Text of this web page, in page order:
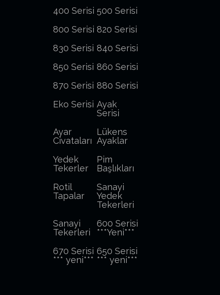
400 Serisi 500 Serisi
800 Serisi 820 Serisi
830 Serisi 840 Serisi
850 Serisi 860 Serisi
870 Serisi 880 Serisi
Eko Serisi Ayak
Serisi
Ayar
Civataları
Lükens
Ayaklar
Yedek
Tekerler
Pim
Başlıkları
Rotil
Tapalar
Sanayi
Yedek
Tekerleri
Sanayi
Tekerleri
600 Serisi
***Yeni***
670 Serisi
*** yeni***
650 Serisi
*** yeni***